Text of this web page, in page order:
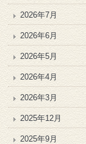
2026年7月
2026年6月
2026年5月
2026年4月
2026年3月
2025年12月
2025年9月